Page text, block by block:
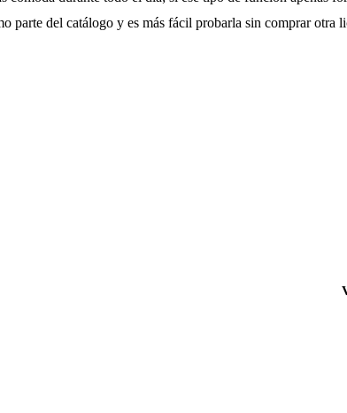
parte del catálogo y es más fácil probarla sin comprar otra